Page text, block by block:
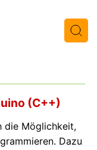
(C++)
die Möglichkeit,
Dazu